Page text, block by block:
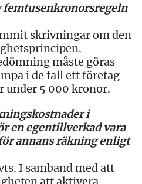
femtusenkronorsregeln
skrivningar om den
måste göras
i de fall ett företag
under 5 000 kronor.
i
en egentillverkad vara
annans räkning enligt
I samband med att
att aktivera